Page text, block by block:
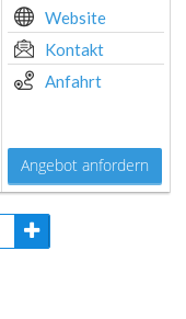
Website
Kontakt
Anfahrt
Angebot anfordern